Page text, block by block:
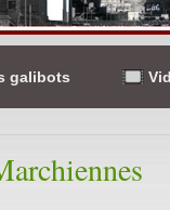
galibots